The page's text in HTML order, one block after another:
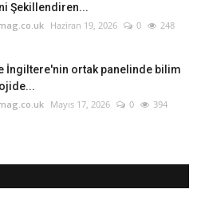
Şekillendiren...
Haziran 19, 2026 0 248
İngiltere'nin ortak panelinde bilim
Mayıs 17, 2026 0 394